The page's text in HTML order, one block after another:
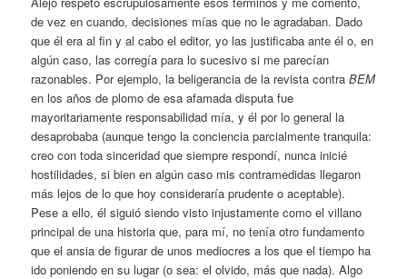
de vez en cuando, decisiones mías que no le agradaban. Dado
que él era al fin y al cabo el editor, yo las justificaba ante él o, en
algún caso, las corregía para lo sucesivo si me parecían
razonables. Por ejemplo, la beligerancia de la revista contraBEM
en los años de plomo de esa afamada disputa fue
mayoritariamente responsabilidad mía, y él por lo general la
desaprobaba (aunque tengo la conciencia parcialmente tranquila:
creo con toda sinceridad que siempre respondí, nunca inicié
hostilidades, si bien en algún caso mis contramedidas llegaron
más lejos de lo que hoy consideraría prudente o aceptable).
Pese a ello, él siguió siendo visto injustamente como el villano
principal de una historia que, para mí, no tenía otro fundamento
que el ansia de figurar de unos mediocres a los que el tiempo ha
ido poniendo en su lugar (o sea: el olvido, más que nada). Algo